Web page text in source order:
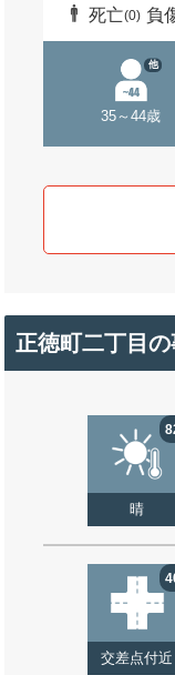
死亡(0) 負
35～44歳
他
正徳町二丁目
晴
交差点付近